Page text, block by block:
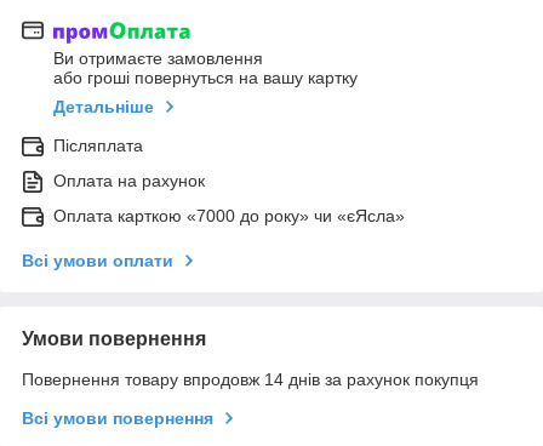
Ви отримаєте замовлення
або гроші повернуться на вашу картку
Детальніше
Післяплата
Оплата на рахунок
Оплата карткою «7000 до року» чи «єЯсла»
Всі умови оплати
Умови повернення
Повернення товару впродовж 14 днів за рахунок покупця
Всі умови повернення